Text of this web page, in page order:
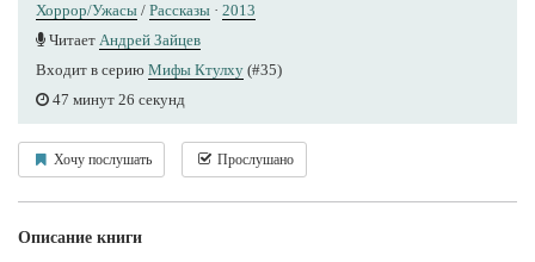
Хоррор/Ужасы / Рассказы · 2013
Читает Андрей Зайцев
Входит в серию Мифы Ктулху (#35)
47 минут 26 секунд
Хочу послушать Прослушано
Описание книги